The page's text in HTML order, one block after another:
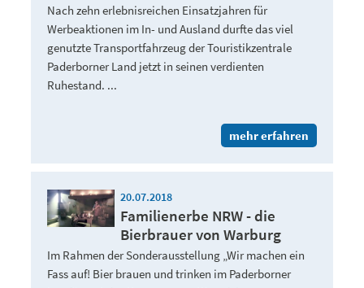
Nach zehn erlebnisreichen Einsatzjahren für
Werbeaktionen im In- und Ausland durfte das viel
genutzte Transportfahrzeug der Touristikzentrale
Paderborner Land jetzt in seinen verdienten
Ruhestand. ...
mehr erfahren
20.07.2018
Familienerbe NRW - die
Bierbrauer von Warburg
Im Rahmen der Sonderausstellung „Wir machen ein
Fass auf! Bier brauen und trinken im Paderborner